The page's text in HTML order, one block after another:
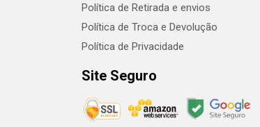
Política de Retirada e envios
Política de Troca e Devolução
Política de Privacidade
Site Seguro